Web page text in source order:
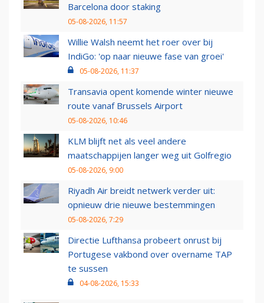
Barcelona door staking
05-08-2026, 11:57
Willie Walsh neemt het roer over bij
IndiGo: 'op naar nieuwe fase van groei'
05-08-2026, 11:37
Transavia opent komende winter nieuwe
route vanaf Brussels Airport
05-08-2026, 10:46
KLM blijft net als veel andere
maatschappijen langer weg uit Golfregio
05-08-2026, 9:00
Riyadh Air breidt netwerk verder uit:
opnieuw drie nieuwe bestemmingen
05-08-2026, 7:29
Directie Lufthansa probeert onrust bij
Portugese vakbond over overname TAP
te sussen
04-08-2026, 15:33